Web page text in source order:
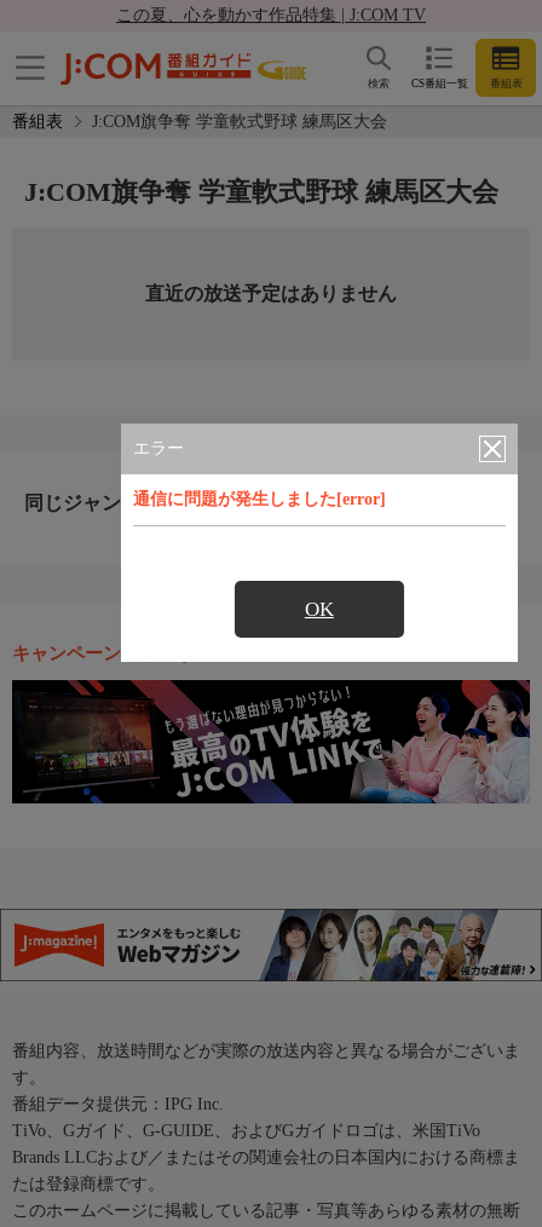
この夏、心を動かす作品特集 | J:COM TV
CS番組一覧 番組表
検索
番組表 J:COM旗争奪 学童軟式野球 練馬区大会
エラー
通信に問題が発生しました[error]
OK
J:COM旗争奪 学童軟式野球 練馬区大会
直近の放送予定はありません
同じジャンルのおすすめ番組
キャンペーン・お得な情報
番組内容、放送時間などが実際の放送内容と異なる場合がございま
す。
番組データ提供元：IPG Inc.
TiVo、Gガイド、G-GUIDE、およびGガイドロゴは、米国TiVo
Brands LLCおよび／またはその関連会社の日本国内における商標ま
たは登録商標です。
このホームページに掲載している記事・写真等あらゆる素材の無断